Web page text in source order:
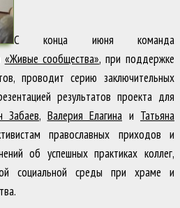
С конца июня команда
«Живые сообщества», при поддержке
проводит серию заключительных
результатов проекта для
Забаев, Валерия Елагина и Татьяна
православных приходов и
об успешных практиках коллег,
социальной среды при храме и